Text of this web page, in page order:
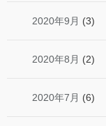
2020年9月 (3)
2020年8月 (2)
2020年7月 (6)